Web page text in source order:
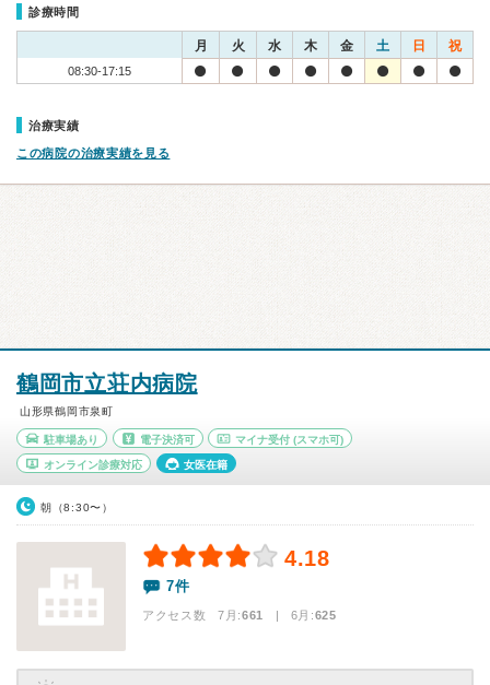
診療時間
月 火 水 木 金 土 日 祝
08:30-17:15
治療実績
この病院の治療実績を見る
鶴岡市立荘内病院
山形県鶴岡市泉町
駐車場あり 電子決済可 マイナ受付 (スマホ可)
オンライン診療対応 女医在籍
朝（8:30〜）
4.18
7件
アクセス数 7月:661 | 6月:625